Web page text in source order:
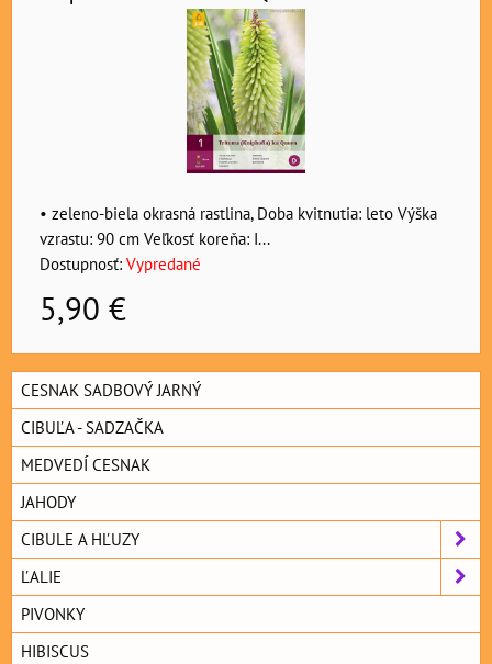
• zeleno-biela okrasná rastlina, Doba kvitnutia: leto Výška
vzrastu: 90 cm Veľkosť koreňa: I...
Dostupnosť: Vypredané
5,90 €
CESNAK SADBOVÝ JARNÝ
CIBUĽA - SADZAČKA
MEDVEDÍ CESNAK
JAHODY
CIBULE A HĽUZY
ĽALIE
PIVONKY
HIBISCUS